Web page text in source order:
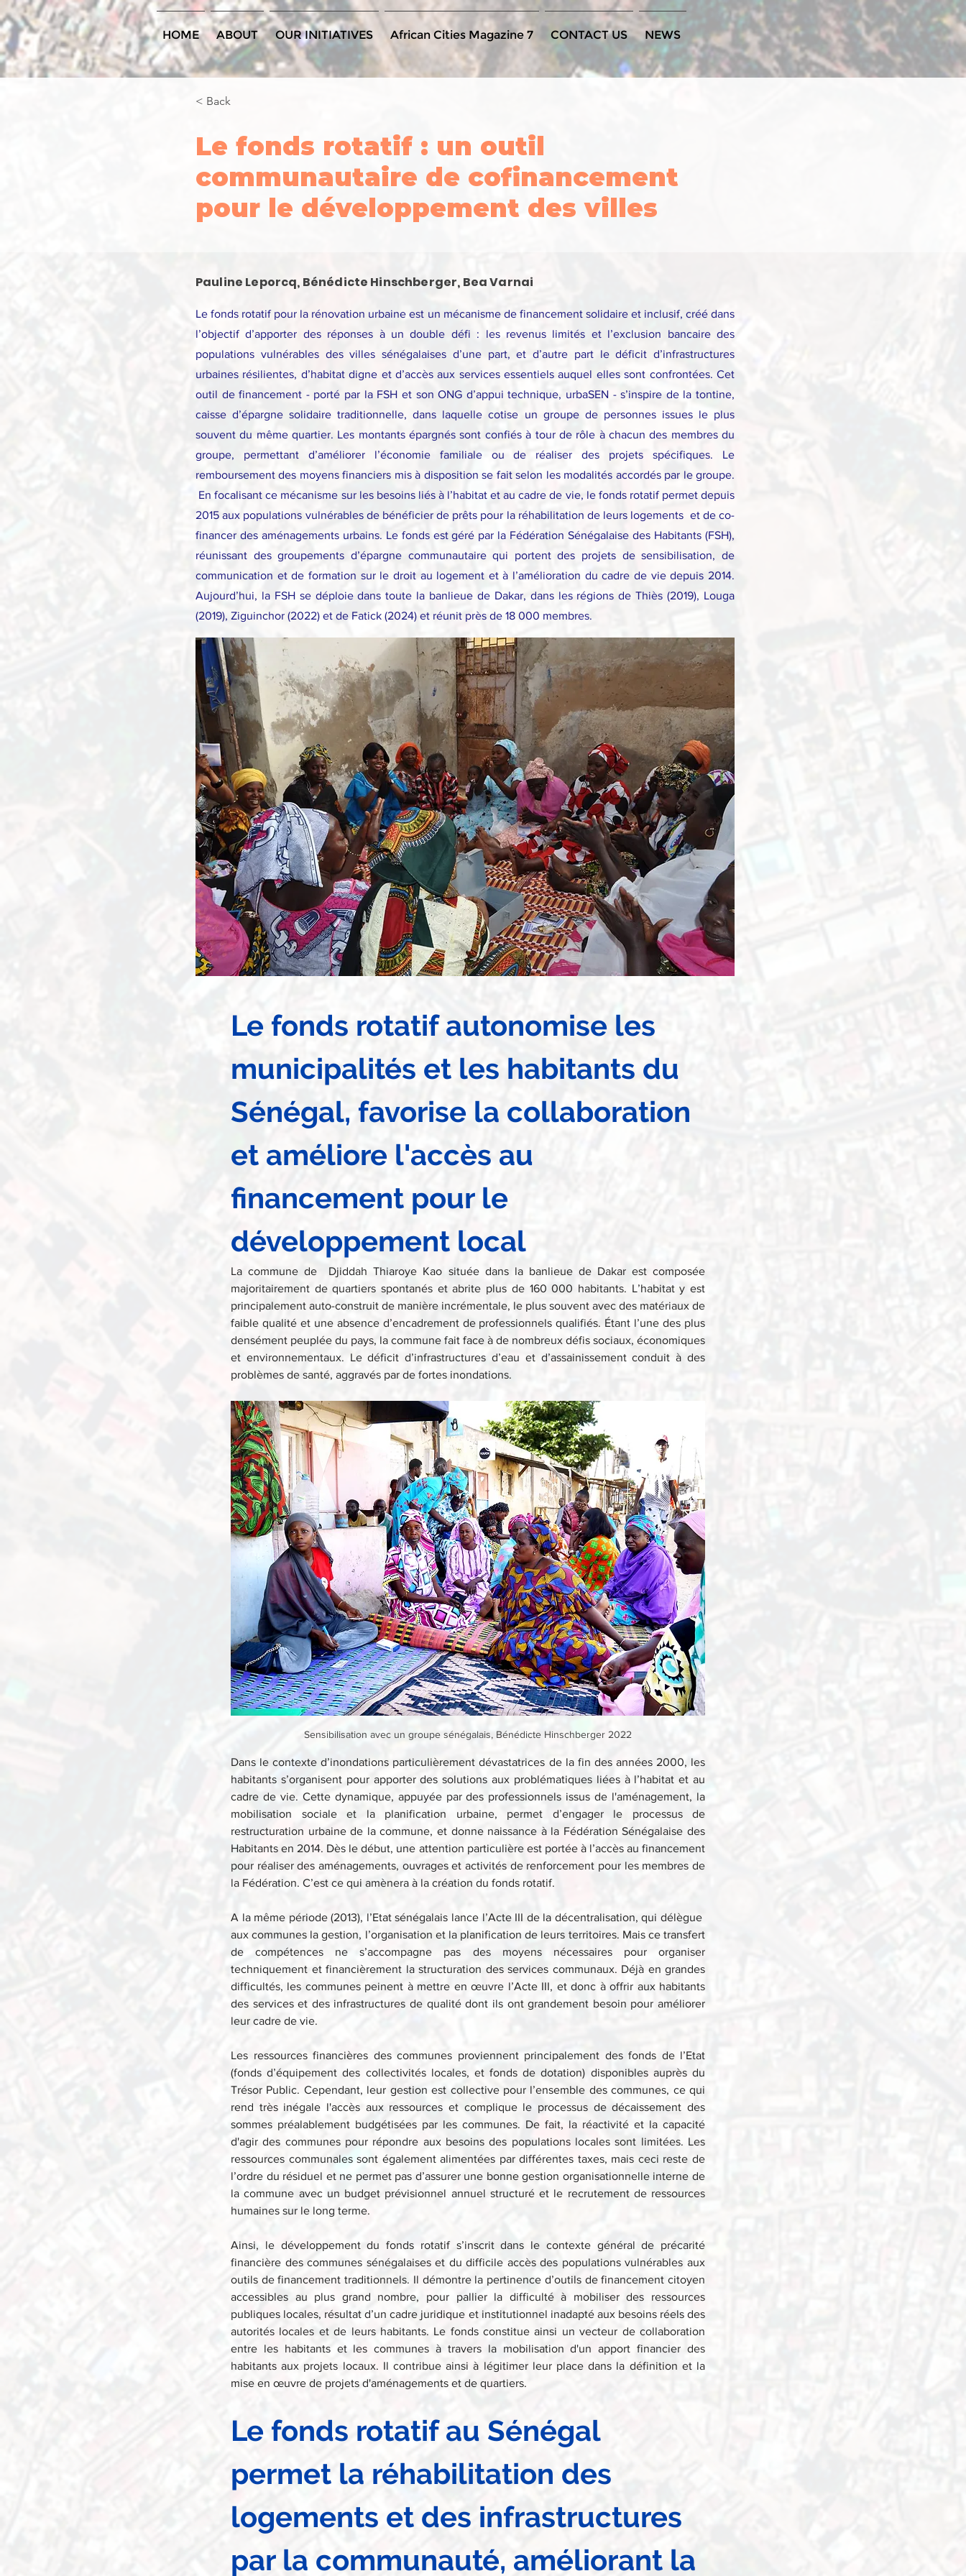
HOME ABOUT OUR INITIATIVES African Cities Magazine 7 CONTACT US NEWS
< Back
Le fonds rotatif : un outil
communautaire de cofinancement
pour le développement des villes
Pauline Leporcq, Bénédicte Hinschberger, Bea Varnai
Le fonds rotatif pour la rénovation urbaine est un mécanisme de financement solidaire et inclusif, créé dans
l’objectif d’apporter des réponses à un double défi : les revenus limités et l’exclusion bancaire des
populations vulnérables des villes sénégalaises d’une part, et d’autre part le déficit d’infrastructures
urbaines résilientes, d’habitat digne et d’accès aux services essentiels auquel elles sont confrontées. Cet
outil de financement - porté par la FSH et son ONG d’appui technique, urbaSEN - s’inspire de la tontine,
caisse d’épargne solidaire traditionnelle, dans laquelle cotise un groupe de personnes issues le plus
souvent du même quartier. Les montants épargnés sont confiés à tour de rôle à chacun des membres du
groupe, permettant d’améliorer l’économie familiale ou de réaliser des projets spécifiques. Le
remboursement des moyens financiers mis à disposition se fait selon les modalités accordés par le groupe.
En focalisant ce mécanisme sur les besoins liés à l’habitat et au cadre de vie, le fonds rotatif permet depuis
2015 aux populations vulnérables de bénéficier de prêts pour la réhabilitation de leurs logements et de co-
financer des aménagements urbains. Le fonds est géré par la Fédération Sénégalaise des Habitants (FSH),
réunissant des groupements d’épargne communautaire qui portent des projets de sensibilisation, de
communication et de formation sur le droit au logement et à l’amélioration du cadre de vie depuis 2014.
Aujourd’hui, la FSH se déploie dans toute la banlieue de Dakar, dans les régions de Thiès (2019), Louga
(2019), Ziguinchor (2022) et de Fatick (2024) et réunit près de 18 000 membres.
Le fonds rotatif autonomise les
municipalités et les habitants du
Sénégal, favorise la collaboration
et améliore l'accès au
financement pour le
développement local
La commune de  Djiddah Thiaroye Kao située dans la banlieue de Dakar est composée
majoritairement de quartiers spontanés et abrite plus de 160 000 habitants. L’habitat y est
principalement auto-construit de manière incrémentale, le plus souvent avec des matériaux de
faible qualité et une absence d’encadrement de professionnels qualifiés. Étant l’une des plus
densément peuplée du pays, la commune fait face à de nombreux défis sociaux, économiques
et environnementaux. Le déficit d’infrastructures d’eau et d’assainissement conduit à des
problèmes de santé, aggravés par de fortes inondations.
Sensibilisation avec un groupe sénégalais, Bénédicte Hinschberger 2022
Dans le contexte d’inondations particulièrement dévastatrices de la fin des années 2000, les
habitants s’organisent pour apporter des solutions aux problématiques liées à l’habitat et au
cadre de vie. Cette dynamique, appuyée par des professionnels issus de l'aménagement, la
mobilisation sociale et la planification urbaine, permet d’engager le processus de
restructuration urbaine de la commune, et donne naissance à la Fédération Sénégalaise des
Habitants en 2014. Dès le début, une attention particulière est portée à l’accès au financement
pour réaliser des aménagements, ouvrages et activités de renforcement pour les membres de
la Fédération. C’est ce qui amènera à la création du fonds rotatif.
A la même période (2013), l’Etat sénégalais lance l’Acte III de la décentralisation, qui délègue
aux communes la gestion, l’organisation et la planification de leurs territoires. Mais ce transfert
de compétences ne s’accompagne pas des moyens nécessaires pour organiser
techniquement et financièrement la structuration des services communaux. Déjà en grandes
difficultés, les communes peinent à mettre en œuvre l’Acte III, et donc à offrir aux habitants
des services et des infrastructures de qualité dont ils ont grandement besoin pour améliorer
leur cadre de vie.
Les ressources financières des communes proviennent principalement des fonds de l’Etat
(fonds d’équipement des collectivités locales, et fonds de dotation) disponibles auprès du
Trésor Public. Cependant, leur gestion est collective pour l’ensemble des communes, ce qui
rend très inégale l'accès aux ressources et complique le processus de décaissement des
sommes préalablement budgétisées par les communes. De fait, la réactivité et la capacité
d'agir des communes pour répondre aux besoins des populations locales sont limitées. Les
ressources communales sont également alimentées par différentes taxes, mais ceci reste de
l’ordre du résiduel et ne permet pas d’assurer une bonne gestion organisationnelle interne de
la commune avec un budget prévisionnel annuel structuré et le recrutement de ressources
humaines sur le long terme.
Ainsi, le développement du fonds rotatif s’inscrit dans le contexte général de précarité
financière des communes sénégalaises et du difficile accès des populations vulnérables aux
outils de financement traditionnels. Il démontre la pertinence d’outils de financement citoyen
accessibles au plus grand nombre, pour pallier la difficulté à mobiliser des ressources
publiques locales, résultat d’un cadre juridique et institutionnel inadapté aux besoins réels des
autorités locales et de leurs habitants. Le fonds constitue ainsi un vecteur de collaboration
entre les habitants et les communes à travers la mobilisation d'un apport financier des
habitants aux projets locaux. Il contribue ainsi à légitimer leur place dans la définition et la
mise en œuvre de projets d'aménagements et de quartiers.
Le fonds rotatif au Sénégal
permet la réhabilitation des
logements et des infrastructures
par la communauté, améliorant la